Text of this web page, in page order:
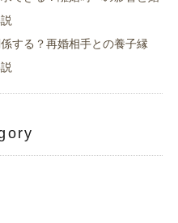
する？再婚相手との養子縁